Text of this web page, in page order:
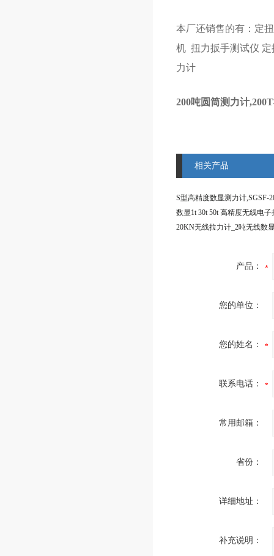
本厂还销售的有： 定
机 扭力扳手测试仪 定
力计
200吨圆筒测力计
相关产品
产品：
您的单位：
您的姓名：
联系电话：
常用邮箱：
省份：
详细地址：
补充说明：